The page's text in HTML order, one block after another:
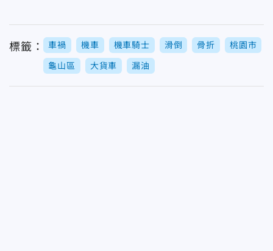
標籤： 車禍 機車 機車騎士 滑倒 骨折 桃園市
龜山區 大貨車 漏油